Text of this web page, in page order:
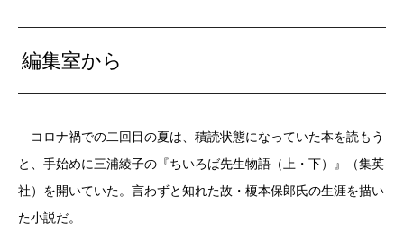
編集室から
コロナ禍での二回目の夏は、積読状態になっていた本を読もう
と、手始めに三浦綾子の『ちいろば先生物語（上・下）』（集英
社）を開いていた。言わずと知れた故・榎本保郎氏の生涯を描い
た小説だ。